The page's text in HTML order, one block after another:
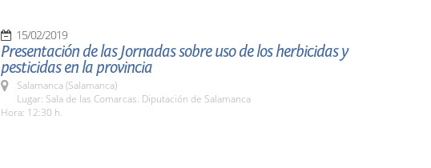
15/02/2019
Presentación de las Jornadas sobre uso de los herbicidas y
pesticidas en la provincia
Salamanca (Salamanca)
Lugar: Sala de las Comarcas. Diputación de Salamanca
Hora: 12:30 h.